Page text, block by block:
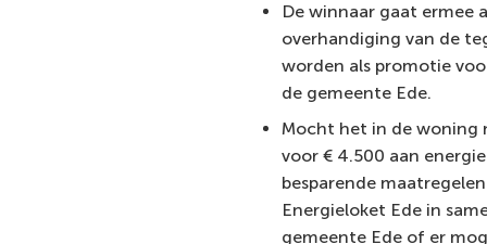
De winnaar gaat ermee
overhandiging van de
worden als promotie
de gemeente Ede.
Mocht het in de woning
voor € 4.500 aan
besparende
Energieloket Ede in
gemeente Ede of er